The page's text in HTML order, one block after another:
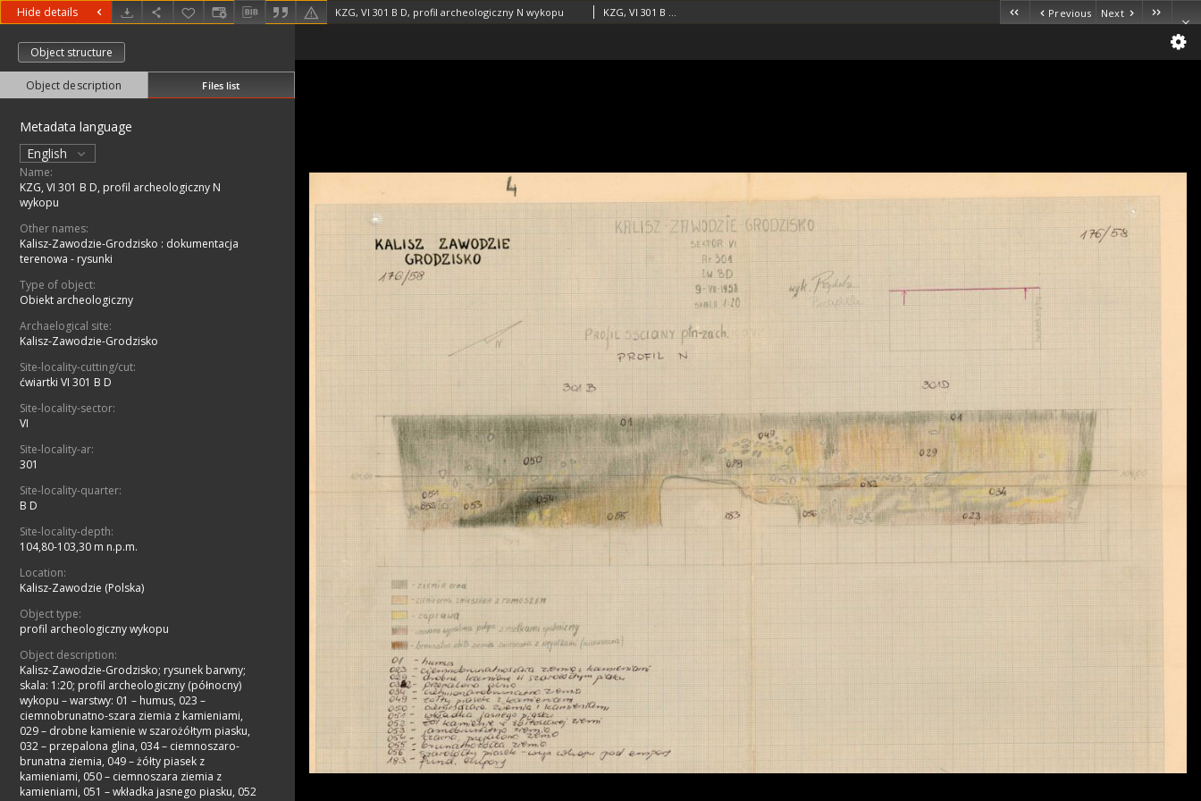
Hide details KZG, VI 301 B D, profil archeologiczny N wykopu KZG, VI 301 B D, profil archeologiczny N wykopu średniowiecze wczesne Previous Next
Object structure
Object description Files list
Metadata language
English
Name:
KZG, VI 301 B D, profil archeologiczny N
wykopu
Other names:
Kalisz-Zawodzie-Grodzisko : dokumentacja
terenowa - rysunki
Type of object:
Obiekt archeologiczny
Archaelogical site:
Kalisz-Zawodzie-Grodzisko
Site-locality-cutting/cut:
ćwiartki VI 301 B D
Site-locality-sector:
VI
Site-locality-ar:
301
Site-locality-quarter:
B D
Site-locality-depth:
104,80-103,30 m n.p.m.
Location:
Kalisz-Zawodzie (Polska)
Object type:
profil archeologiczny wykopu
Object description:
Kalisz-Zawodzie-Grodzisko; rysunek barwny;
skala: 1:20; profil archeologiczny (północny)
wykopu – warstwy: 01 – humus, 023 –
ciemnobrunatno-szara ziemia z kamieniami,
029 – drobne kamienie w szarożółtym piasku,
032 – przepalona glina, 034 – ciemnoszaro-
brunatna ziemia, 049 – żółty piasek z
kamieniami, 050 – ciemnoszara ziemia z
kamieniami, 051 – wkładka jasnego piasku, 052